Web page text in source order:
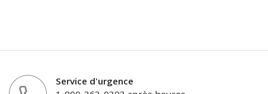
Service d'urgence